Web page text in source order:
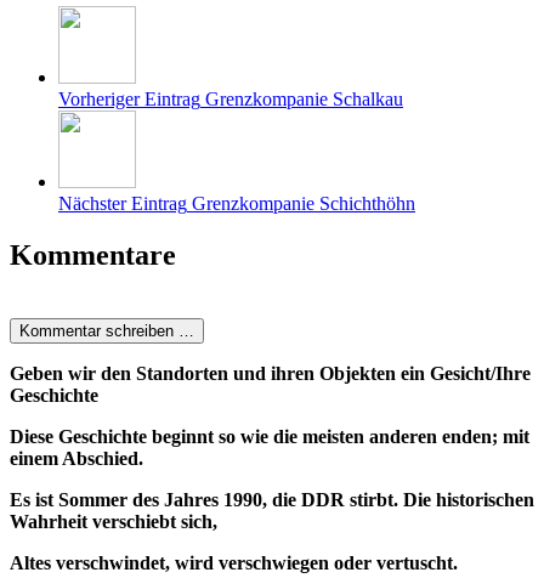
Vorheriger Eintrag Grenzkompanie Schalkau
Nächster Eintrag Grenzkompanie Schichthöhn
Kommentare
Kommentar schreiben …
Geben wir den Standorten und ihren Objekten ein Gesicht/Ihre
Geschichte
Diese Geschichte beginnt so wie die meisten anderen enden; mit
einem Abschied.
Es ist Sommer des Jahres 1990, die DDR stirbt. Die historischen
Wahrheit verschiebt sich,
Altes verschwindet, wird verschwiegen oder vertuscht.